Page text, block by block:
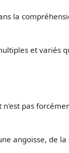
la
et variés
pas
angoisse, de